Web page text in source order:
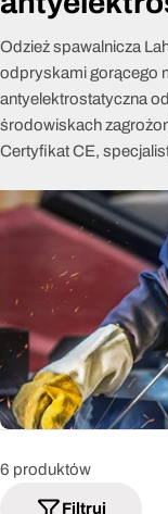
Odzież spawalnicza
odpryskami gorącego
antyelektrostatyczna
środowiskach
Certyfikat CE,
6 produktów
Filtruj